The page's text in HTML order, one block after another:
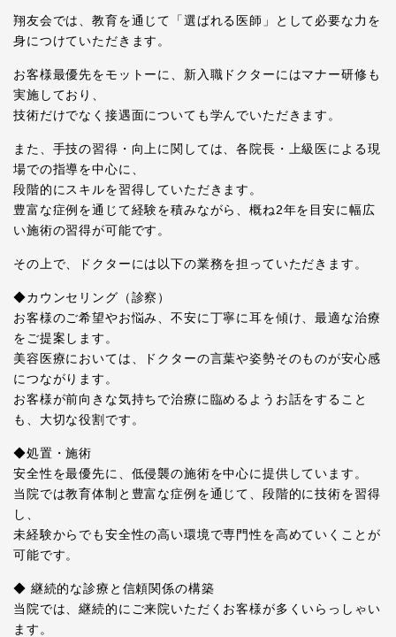
翔友会では、教育を通じて「選ばれる医師」として必要な力を
身につけていただきます。
お客様最優先をモットーに、新入職ドクターにはマナー研修も
実施しており、
技術だけでなく接遇面についても学んでいただきます。
また、手技の習得・向上に関しては、各院長・上級医による現
場での指導を中心に、
段階的にスキルを習得していただきます。
豊富な症例を通じて経験を積みながら、概ね2年を目安に幅広
い施術の習得が可能です。
その上で、ドクターには以下の業務を担っていただきます。
◆カウンセリング（診察）
お客様のご希望やお悩み、不安に丁寧に耳を傾け、最適な治療
をご提案します。
美容医療においては、ドクターの言葉や姿勢そのものが安心感
につながります。
お客様が前向きな気持ちで治療に臨めるようお話をすること
も、大切な役割です。
◆処置・施術
安全性を最優先に、低侵襲の施術を中心に提供しています。
当院では教育体制と豊富な症例を通じて、段階的に技術を習得
し、
未経験からでも安全性の高い環境で専門性を高めていくことが
可能です。
◆ 継続的な診療と信頼関係の構築
当院では、継続的にご来院いただくお客様が多くいらっしゃい
ます。